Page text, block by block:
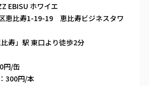
EBISU ホワイエ
恵比寿1-19-19 恵比寿ビジネスタワ
比寿」駅 東口より徒歩2分
円/缶
300円/本